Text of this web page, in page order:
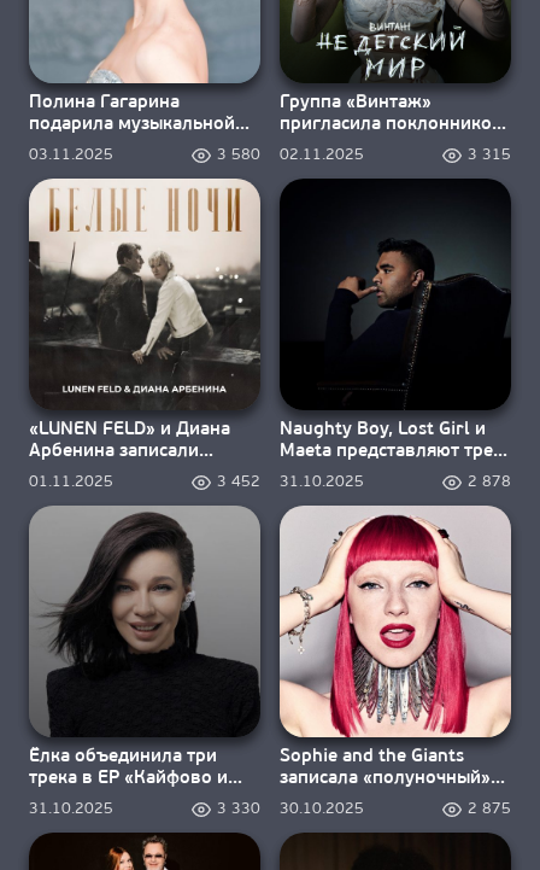
Полина Гагарина
подарила музыкальной
новинке своё имя
03.11.2025 3 580
Группа «Винтаж»
пригласила поклонников
в «Недетский мир»
02.11.2025 3 315
«LUNEN FELD» и Диана
Арбенина записали
«Белые ночи»
01.11.2025 3 452
Naughty Boy, Lost Girl и
Maeta представляют трек
«The One»
31.10.2025 2 878
Ёлка объединила три
трека в EP «Кайфово и
глупо»
31.10.2025 3 330
Sophie and the Giants
записала «полуночный»
мини-альбом
30.10.2025 2 875